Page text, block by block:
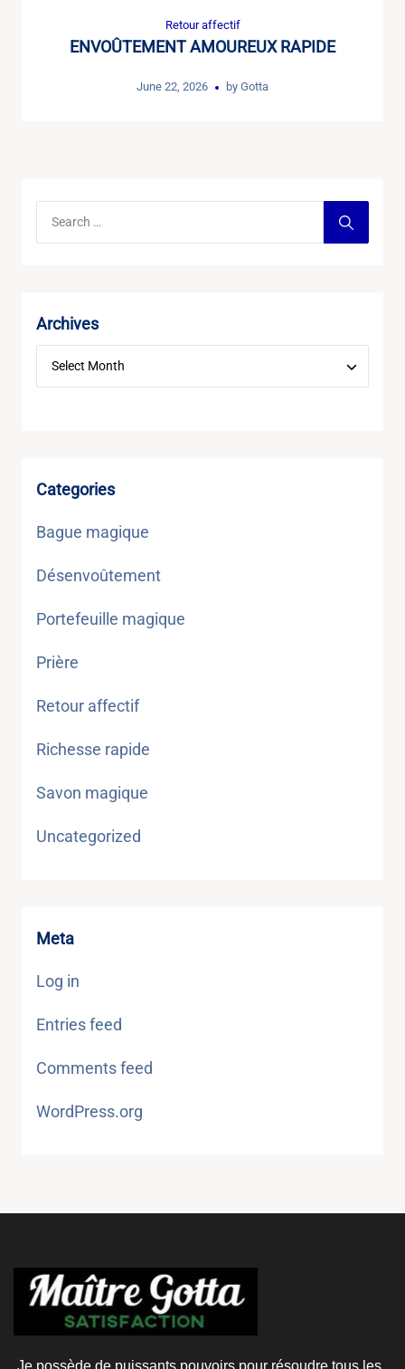
Retour affectif
ENVOÛTEMENT AMOUREUX RAPIDE
June 22, 2026 by Gotta
Archives
Categories
Bague magique
Désenvoûtement
Portefeuille magique
Prière
Retour affectif
Richesse rapide
Savon magique
Uncategorized
Meta
Log in
Entries feed
Comments feed
WordPress.org
Je possède de puissants pouvoirs pour résoudre tous les